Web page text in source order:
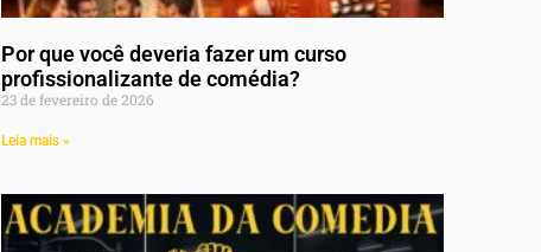
Por que você deveria fazer um curso
profissionalizante de comédia?
23 de fevereiro de 2026
Leia mais »